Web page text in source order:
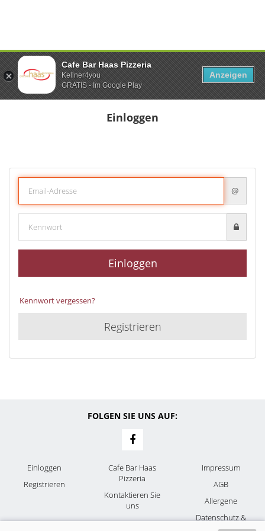
Einloggen
@
Einloggen
Kennwort vergessen?
Registrieren
FOLGEN SIE UNS AUF:
Einloggen
Registrieren
Cafe Bar Haas
Pizzeria
Kontaktieren Sie
uns
Impressum
AGB
Allergene
Datenschutz &
Cookies
Cafe Bar Haas Pizzeria
Kellner4you
GRATIS - Im Google Play
Anzeigen